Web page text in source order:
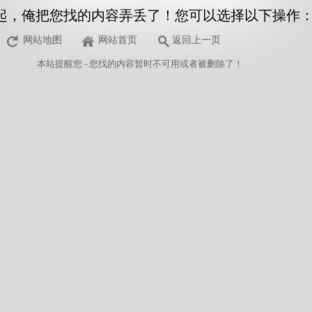
，俺把您找的内容弄丢了！您可以选择以下操作
网站地图 网站首页 返回上一页
本站提醒您 - 您找的内容暂时不可用或者被删除了！